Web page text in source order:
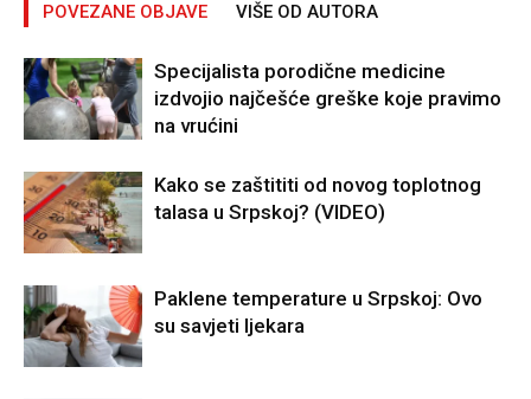
POVEZANE OBJAVE VIŠE OD AUTORA
Specijalista porodične medicine
izdvojio najčešće greške koje pravimo
na vrućini
Kako se zaštititi od novog toplotnog
talasa u Srpskoj? (VIDEO)
Paklene temperature u Srpskoj: Ovo
su savjeti ljekara